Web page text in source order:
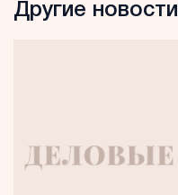
Другие новости